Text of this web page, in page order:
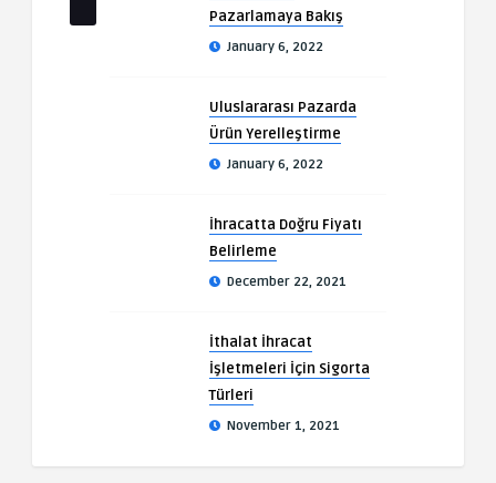
Pazarlamaya Bakış
January 6, 2022
Uluslararası Pazarda
Ürün Yerelleştirme
January 6, 2022
İhracatta Doğru Fiyatı
Belirleme
December 22, 2021
İthalat İhracat
İşletmeleri İçin Sigorta
Türleri
November 1, 2021